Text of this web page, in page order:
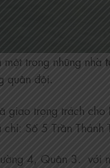
một trong những nhà
quân đội.
trọng trách
Số 5 Trần
4, Quận 3. với